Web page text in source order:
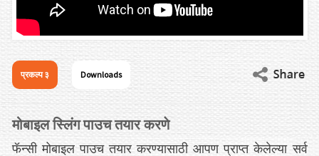
प्रकल्प ३ Downloads
मोबाइल स्लिंग पाउच तयार करणे
फॅन्सी मोबाइल पाउच तयार करण्यासाठी आपण प्राप्त केलेल्या सर्व